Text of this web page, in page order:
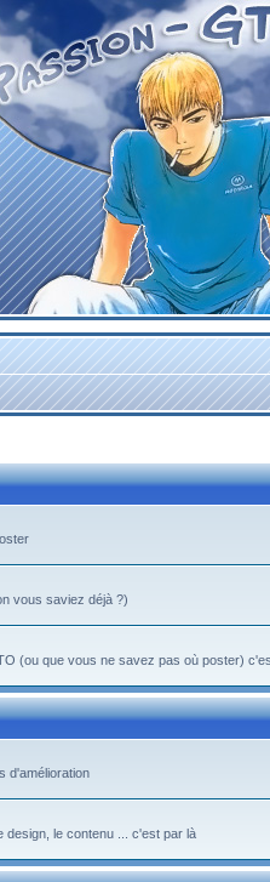
vous saviez déjà ?)
(ou que vous ne savez pas où poster)
d'amélioration
design, le contenu ... c'est par là